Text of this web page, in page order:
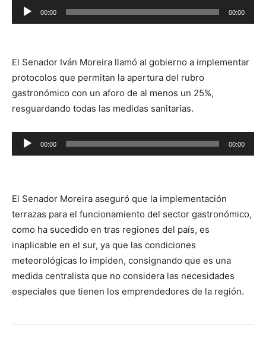
Reproductor
de
00:00 00:00
El Senador Iván Moreira llamó al gobierno a implementar
protocolos que permitan la apertura del rubro
gastronómico con un aforo de al menos un 25%,
resguardando todas las medidas sanitarias.
Reproductor
de
00:00 00:00
El Senador Moreira aseguró que la implementación
terrazas para el funcionamiento del sector gastronómico,
como ha sucedido en tras regiones del país, es
inaplicable en el sur, ya que las condiciones
meteorológicas lo impiden, consignando que es una
medida centralista que no considera las necesidades
especiales que tienen los emprendedores de la región.